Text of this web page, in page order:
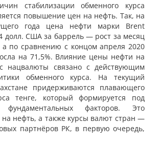
стабилизации обменного курса
повышение цен на нефть. Так, на
года цена нефти марки Brent
долл. США за баррель — рост за месяц
а по сравнению с концом апреля 2020
на 71,5%. Влияние цены нефти на
нацвалюты связано с действующим
обменного курса. На текущий
придерживаются плавающего
тенге, который формируется под
фундаментальных факторов. Это
нефть, а также курсы валют стран —
партнёров РК, в первую очередь,